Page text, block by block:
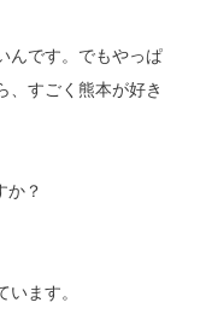
んです。でもやっぱ
、すごく熊本が好き
か？
ます。